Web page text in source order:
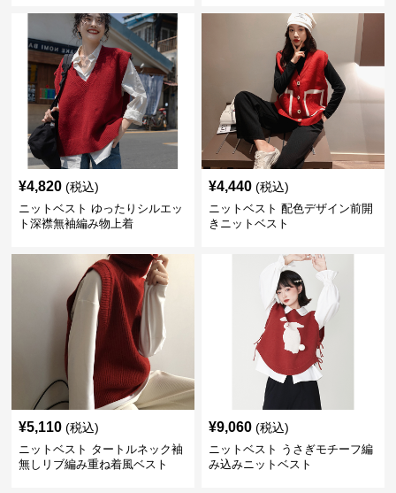
¥4,820 (税込)
ニットベスト ゆったりシルエッ
ト深襟無袖編み物上着
¥4,440 (税込)
ニットベスト 配色デザイン前開
きニットベスト
¥5,110 (税込)
ニットベスト タートルネック袖
無しリブ編み重ね着風ベスト
¥9,060 (税込)
ニットベスト うさぎモチーフ編
み込みニットベスト